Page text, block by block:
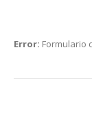
Error: Formulario